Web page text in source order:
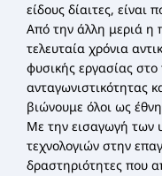
είδους δίαιτες, είναι
Από την άλλη μεριά η
τελευταία χρόνια
φυσικής εργασίας στο
ανταγωνιστικότητας
βιώνουμε όλοι ως
Με την εισαγωγή των
τεχνολογιών στην
δραστηριότητες που